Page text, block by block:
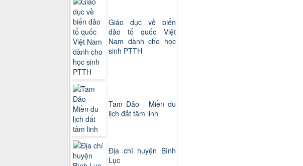
Giáo dục về biển
đảo tổ quốc Việt
Nam dành cho học
sinh PTTH
Tam Đảo - Miền du
lịch đất tâm linh
Địa chí huyện Bình
Lục